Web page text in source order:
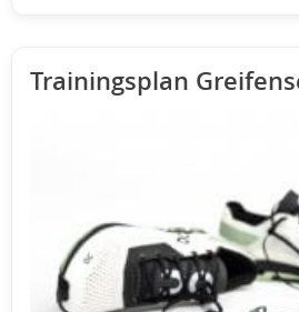
Trainingsplan